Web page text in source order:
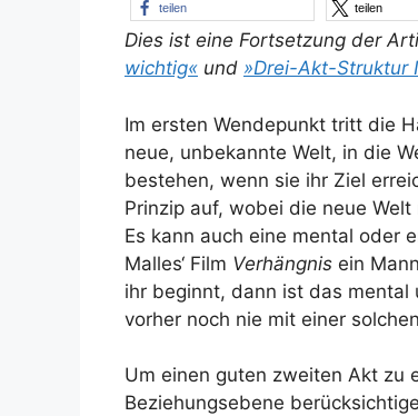
teilen teilen
Dies ist eine Fortsetzung der
wichtig« und »Drei-Akt-Struktur
Im ersten Wendepunkt tritt die
neue, unbekannte Welt, in die
bestehen, wenn sie ihr Ziel
Prinzip auf, wobei die neue
Es kann auch eine mental oder
Malles‘ Film Verhängnis ein
ihr beginnt, dann ist das mental
vorher noch nie mit einer
Um einen guten zweiten Akt zu
Beziehungsebene